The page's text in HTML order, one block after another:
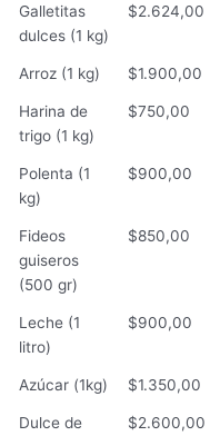
Galletitas
dulces (1 kg)
$2.624,00
Arroz (1 kg) $1.900,00
Harina de
trigo (1 kg)
$750,00
Polenta (1
kg)
$900,00
Fideos
guiseros
(500 gr)
$850,00
Leche (1
litro)
$900,00
Azúcar (1kg) $1.350,00
Dulce de
$2.600,00